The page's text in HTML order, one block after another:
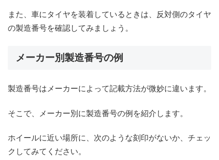
また、車にタイヤを装着しているときは、反対側のタイヤ
の製造番号を確認してみましょう。
メーカー別製造番号の例
製造番号はメーカーによって記載方法が微妙に違います。
そこで、メーカー別に製造番号の例を紹介します。
ホイールに近い場所に、次のような刻印がないか、チェッ
クしてみてください。